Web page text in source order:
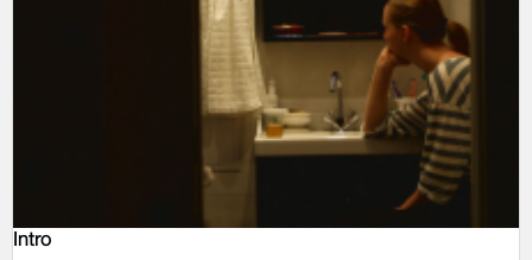
Intro